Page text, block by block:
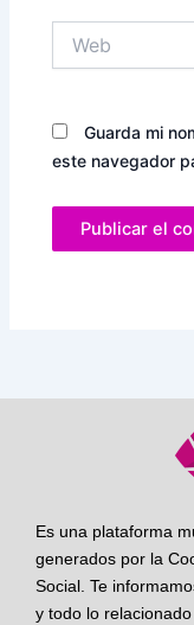
Guarda mi
este navegador
Es una plataforma
generados por la
Social. Te
y todo lo